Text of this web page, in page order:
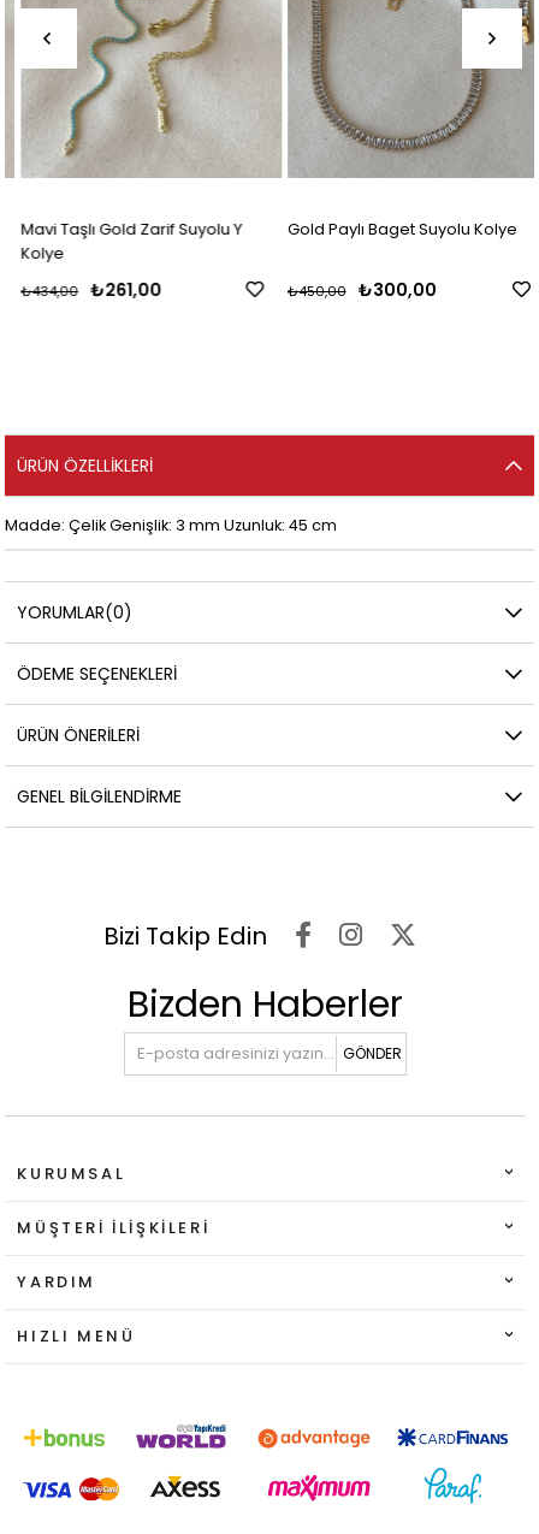
Mavi Taşlı Gold Zarif Suyolu Y
Kolye
₺261,00
₺434,00
Gold Paylı Baget Suyolu Kolye
₺300,00
₺450,00
ÜRÜN ÖZELLIKLERI
Madde: Çelik Genişlik: 3 mm Uzunluk: 45 cm
YORUMLAR(0)
ÖDEME SEÇENEKLERI
ÜRÜN ÖNERILERI
GENEL BILGILENDIRME
Bizi Takip Edin
Bizden Haberler
GÖNDER
KURUMSAL
MÜŞTERI İLIŞKILERI
YARDIM
HIZLI MENÜ